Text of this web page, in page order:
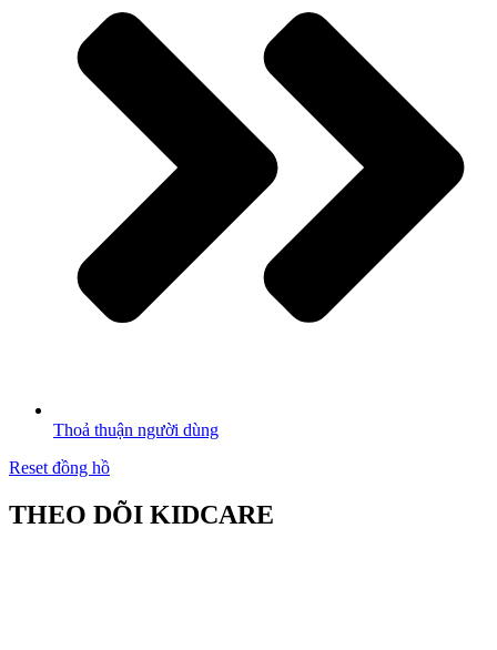
Thoả thuận người dùng
Reset đồng hồ
THEO DÕI KIDCARE